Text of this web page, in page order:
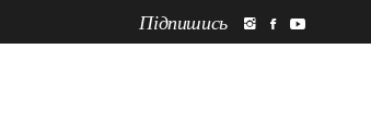
Підпишись